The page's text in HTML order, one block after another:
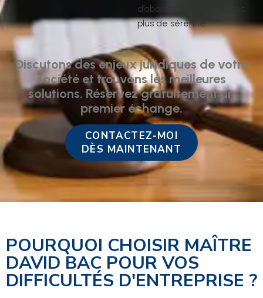
d’aborder l’avenir avec
plus de sérénité.
Discutons des enjeux juridiques de votre
société et trouvons les meilleures
solutions. Réservez gratuitement un
premier échange.
CONTACTEZ-MOI
DÈS MAINTENANT
POURQUOI CHOISIR MAÎTRE
DAVID BAC POUR VOS
DIFFICULTÉS D'ENTREPRISE ?